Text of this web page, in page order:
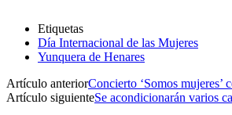
Etiquetas
Día Internacional de las Mujeres
Yunquera de Henares
Artículo anteriorConcierto ‘Somos mujeres’
Artículo siguienteSe acondicionarán varios